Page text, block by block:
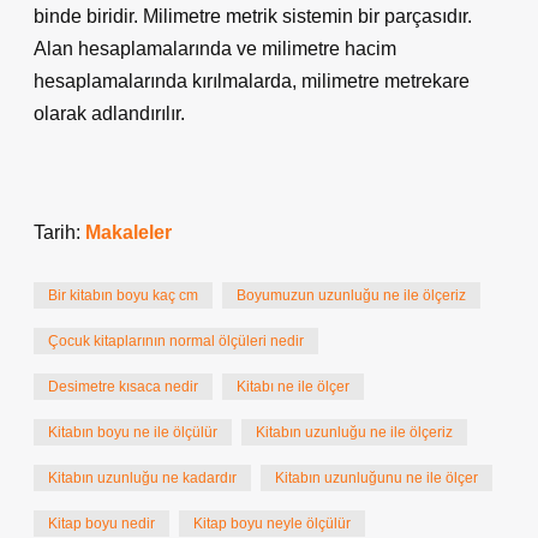
binde biridir. Milimetre metrik sistemin bir parçasıdır.
Alan hesaplamalarında ve milimetre hacim
hesaplamalarında kırılmalarda, milimetre metrekare
olarak adlandırılır.
Tarih: Makaleler
Bir kitabın boyu kaç cm Boyumuzun uzunluğu ne ile ölçeriz
Çocuk kitaplarının normal ölçüleri nedir
Desimetre kısaca nedir Kitabı ne ile ölçer
Kitabın boyu ne ile ölçülür Kitabın uzunluğu ne ile ölçeriz
Kitabın uzunluğu ne kadardır Kitabın uzunluğunu ne ile ölçer
Kitap boyu nedir Kitap boyu neyle ölçülür